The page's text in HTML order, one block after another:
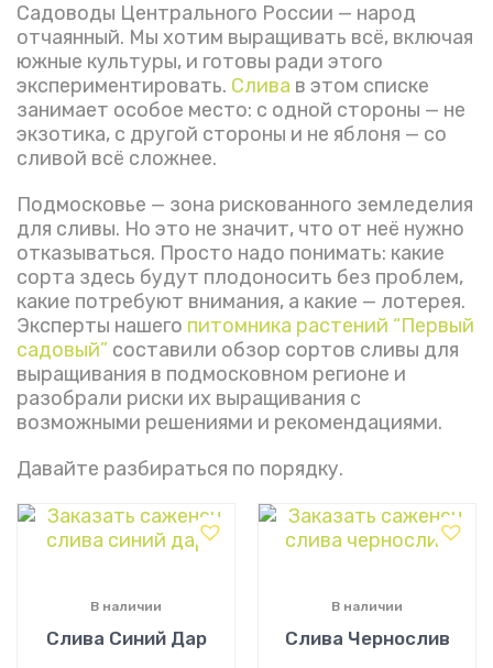
Садоводы Центрального России — народ
отчаянный. Мы хотим выращивать всё, включая
южные культуры, и готовы ради этого
экспериментировать. Слива в этом списке
занимает особое место: с одной стороны — не
экзотика, с другой стороны и не яблоня — со
сливой всё сложнее.
Подмосковье — зона рискованного земледелия
для сливы. Но это не значит, что от неё нужно
отказываться. Просто надо понимать: какие
сорта здесь будут плодоносить без проблем,
какие потребуют внимания, а какие — лотерея.
Эксперты нашего питомника растений “Первый
садовый” составили обзор сортов сливы для
выращивания в подмосковном регионе и
разобрали риски их выращивания с
возможными решениями и рекомендациями.
Давайте разбираться по порядку.
Слива Синий Дар
В наличии
Слива Чернослив
В наличии